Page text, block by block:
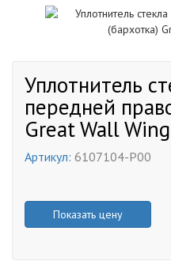
Уплотнитель
передней
Great Wall
Артикул: 6107104-P00
Показать цену